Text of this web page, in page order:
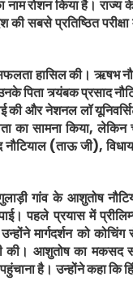
रोशन किया है। राज्य
सबसे प्रतिष्ठित
हासिल की। ऋषभ
पिता त्र्यंबक प्रसाद
और नेशनल लॉ
का सामना किया,
(ताऊ जी),
गांव के आशुतोष
पहले प्रयास में
मार्गदर्शन को
की। आशुतोष का मकसद
है। उन्होंने कहा कि